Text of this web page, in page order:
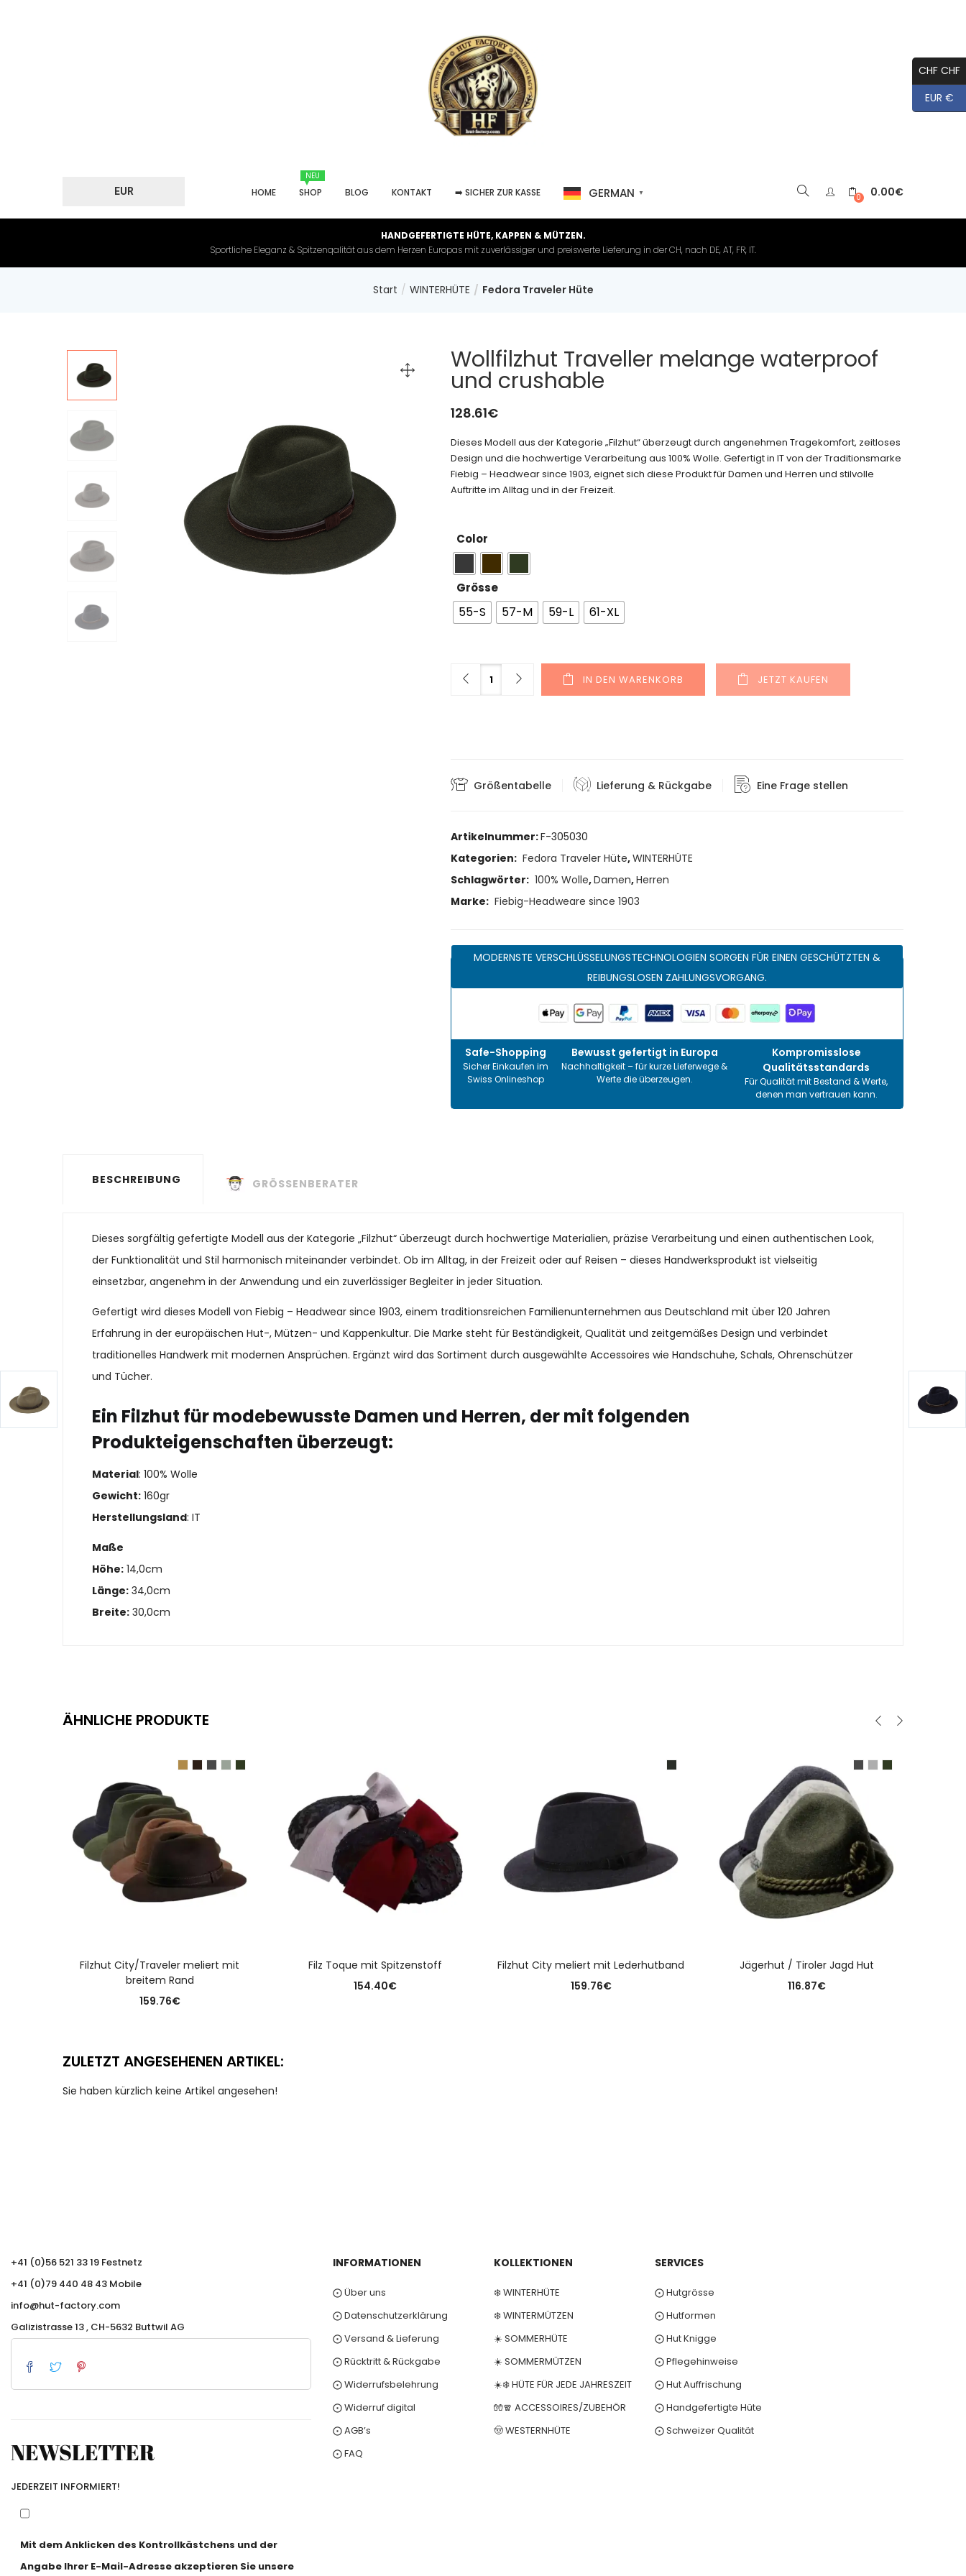
EUR HOME
NEU
SHOP BLOG KONTAKT ➡️ SICHER ZUR KASSE GERMAN ▼ 0 0.00€
HANDGEFERTIGTE HÜTE, KAPPEN & MÜTZEN.
Sportliche Eleganz & Spitzenqalität aus dem Herzen Europas mit zuverlässiger und preiswerte Lieferung in der CH, nach DE, AT, FR, IT.
Start WINTERHÜTE Fedora Traveler Hüte
Wollfilzhut Traveller melange waterproof
und crushable
128.61€
Dieses Modell aus der Kategorie „Filzhut“ überzeugt durch angenehmen Tragekomfort, zeitloses
Design und die hochwertige Verarbeitung aus 100% Wolle. Gefertigt in IT von der Traditionsmarke
Fiebig – Headwear since 1903, eignet sich diese Produkt für Damen und Herren und stilvolle
Auftritte im Alltag und in der Freizeit.
Color
Grösse
55-S 57-M 59-L 61-XL
Menge
IN DEN WARENKORB JETZT KAUFEN
Größentabelle Lieferung & Rückgabe Eine Frage stellen
Artikelnummer:F-305030
Kategorien: Fedora Traveler Hüte,WINTERHÜTE
Schlagwörter: 100% Wolle,Damen,Herren
Marke: Fiebig-Headweare since 1903
MODERNSTE VERSCHLÜSSELUNGSTECHNOLOGIEN SORGEN FÜR EINEN GESCHÜTZTEN &
REIBUNGSLOSEN ZAHLUNGSVORGANG.
Safe-Shopping
Sicher Einkaufen im
Swiss Onlineshop
Bewusst gefertigt in Europa
Nachhaltigkeit – für kurze Lieferwege &
Werte die überzeugen.
Kompromisslose
Qualitätsstandards
Für Qualität mit Bestand & Werte,
denen man vertrauen kann.
BESCHREIBUNG GRÖSSENBERATER
Dieses sorgfältig gefertigte Modell aus der Kategorie „Filzhut“ überzeugt durch hochwertige Materialien, präzise Verarbeitung und einen authentischen Look,
der Funktionalität und Stil harmonisch miteinander verbindet. Ob im Alltag, in der Freizeit oder auf Reisen – dieses Handwerksprodukt ist vielseitig
einsetzbar, angenehm in der Anwendung und ein zuverlässiger Begleiter in jeder Situation.
Gefertigt wird dieses Modell von Fiebig – Headwear since 1903, einem traditionsreichen Familienunternehmen aus Deutschland mit über 120 Jahren
Erfahrung in der europäischen Hut-, Mützen- und Kappenkultur. Die Marke steht für Beständigkeit, Qualität und zeitgemäßes Design und verbindet
traditionelles Handwerk mit modernen Ansprüchen. Ergänzt wird das Sortiment durch ausgewählte Accessoires wie Handschuhe, Schals, Ohrenschützer
und Tücher.
Ein Filzhut für modebewusste Damen und Herren, der mit folgenden
Produkteigenschaften überzeugt:
Material: 100% Wolle
Gewicht: 160gr
Herstellungsland: IT
Maße
Höhe: 14,0cm
Länge: 34,0cm
Breite: 30,0cm
ÄHNLICHE PRODUKTE
Filzhut City/Traveler meliert mit
breitem Rand
159.76€
AUSFÜHRUNG WÄHLEN
Filz Toque mit Spitzenstoff
154.40€
Filzhut City meliert mit Lederhutband
159.76€
Jägerhut / Tiroler Jagd Hut
116.87€
AUSFÜHRUNG WÄHLEN
ZULETZT ANGESEHENEN ARTIKEL:
Sie haben kürzlich keine Artikel angesehen!
+41 (0)56 521 33 19 Festnetz
+41 (0)79 440 48 43 Mobile
info@hut-factory.com
Galizistrasse 13 , CH-5632 Buttwil AG
NEWSLETTER
JEDERZEIT INFORMIERT!
Mit dem Anklicken des Kontrollkästchens und der
Angabe Ihrer E-Mail-Adresse akzeptieren Sie unsere
INFORMATIONEN
⨀ Über uns
⨀ Datenschutzerklärung
⨀ Versand & Lieferung
⨀ Rücktritt & Rückgabe
⨀ Widerrufsbelehrung
⨀ Widerruf digital
⨀ AGB’s
⨀ FAQ
KOLLEKTIONEN
❄️ WINTERHÜTE
❄️ WINTERMÜTZEN
☀️ SOMMERHÜTE
☀️ SOMMERMÜTZEN
☀️❄️ HÜTE FÜR JEDE JAHRESZEIT
🧤🧣 ACCESSOIRES/ZUBEHÖR
🤠 WESTERNHÜTE
SERVICES
⨀ Hutgrösse
⨀ Hutformen
⨀ Hut Knigge
⨀ Pflegehinweise
⨀ Hut Auffrischung
⨀ Handgefertigte Hüte
⨀ Schweizer Qualität
CHF CHF
EUR €